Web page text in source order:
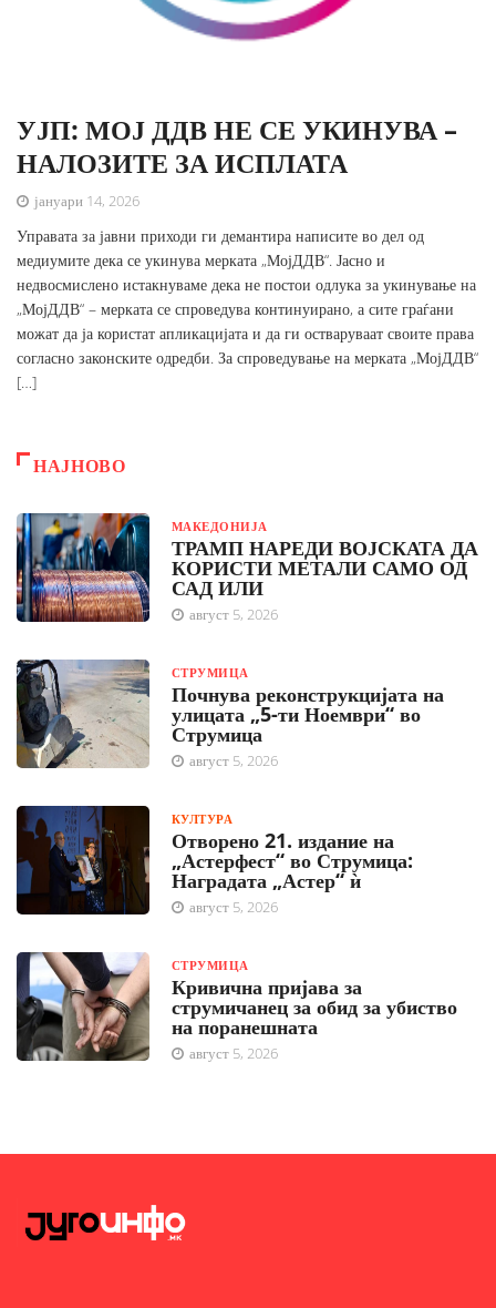
УЈП: МОЈ ДДВ НЕ СЕ УКИНУВА –
НАЛОЗИТЕ ЗА ИСПЛАТА
јануари 14, 2026
Управата за јавни приходи ги демантира написите во дел од
медиумите дека се укинува мерката „МојДДВ“. Јасно и
недвосмислено истакнуваме дека не постои одлука за укинување на
„МојДДВ“ – мерката се спроведува континуирано, а сите граѓани
можат да ја користат апликацијата и да ги остваруваат своите права
согласно законските одредби. За спроведување на мерката „МојДДВ“
[…]
НАЈНОВО
МАКЕДОНИЈА
ТРАМП НАРЕДИ ВОЈСКАТА ДА
КОРИСТИ МЕТАЛИ САМО ОД
САД ИЛИ
август 5, 2026
СТРУМИЦА
Почнува реконструкцијата на
улицата „5-ти Ноември“ во
Струмица
август 5, 2026
КУЛТУРА
Отворено 21. издание на
„Астерфест“ во Струмица:
Наградата „Астер“ ѝ
август 5, 2026
СТРУМИЦА
Кривична пријава за
струмичанец за обид за убиство
на поранешната
август 5, 2026